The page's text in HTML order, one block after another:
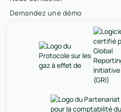
Demandez une démo